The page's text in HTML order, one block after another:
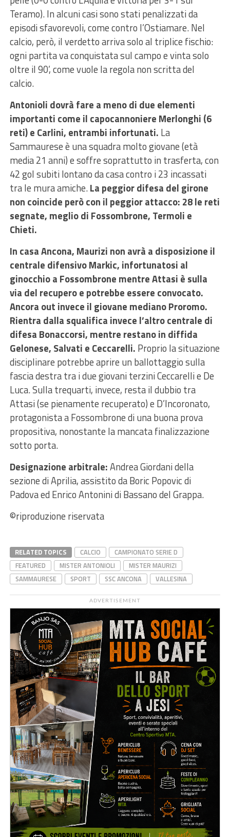
Teramo). In alcuni casi sono stati penalizzati da
episodi sfavorevoli, come contro l’Ostiamare. Nel
calcio, però, il verdetto arriva solo al triplice fischio:
ogni partita va conquistata sul campo e vinta solo
oltre il 90’, come vuole la regola non scritta del
calcio.
Antonioli dovrà fare a meno di due elementi
importanti come il capocannoniere Merlonghi (6
reti) e Carlini, entrambi infortunati. La
Sammaurese è una squadra molto giovane (età
media 21 anni) e soffre soprattutto in trasferta, con
42 gol subiti lontano da casa contro i 23 incassati
tra le mura amiche.La peggior difesa del girone
non coincide però con il peggior attacco: 28 le reti
segnate, meglio di Fossombrone, Termoli e
Chieti.
In casa Ancona, Maurizi non avrà a disposizione il
centrale difensivo Markic, infortunatosi al
ginocchio a Fossombrone mentre Attasi è sulla
via del recupero e potrebbe essere convocato.
Ancora out invece il giovane mediano Proromo.
Rientra dalla squalifica invece l’altro centrale di
difesa Bonaccorsi, mentre restano in diffida
Gelonese, Salvati e Ceccarelli. Proprio la situazione
disciplinare potrebbe aprire un ballottaggio sulla
fascia destra tra i due giovani terzini Ceccarelli e De
Luca. Sulla trequarti, invece, resta il dubbio tra
Attasi (se pienamente recuperato) e D’Incoronato,
protagonista a Fossombrone di una buona prova
propositiva, nonostante la mancata finalizzazione
sotto porta.
Designazione arbitrale:Andrea Giordani della
sezione di Aprilia, assistito da Boric Popovic di
Padova ed Enrico Antonini di Bassano del Grappa.
©️riproduzione riservata
RELATED TOPICS CALCIO
CAMPIONATO SERIE D
FEATURED
MISTER ANTONIOLI
MISTER MAURIZI
SAMMAURESE
SPORT SSC ANCONA VALLESINA
ADVERTISEMENT